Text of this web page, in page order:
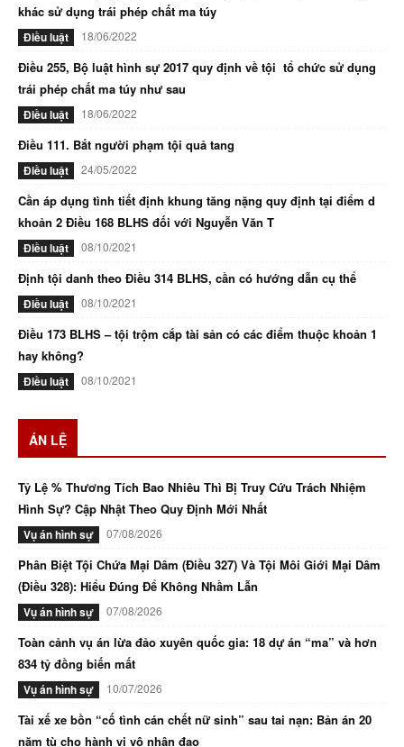
khác sử dụng trái phép chất ma túy
Điều luật 18/06/2022
Điều 255, Bộ luật hình sự 2017 quy định về tội tổ chức sử dụng
trái phép chất ma túy như sau
Điều luật 18/06/2022
Điều 111. Bắt người phạm tội quả tang
Điều luật 24/05/2022
Cần áp dụng tình tiết định khung tăng nặng quy định tại điểm d
khoản 2 Điều 168 BLHS đối với Nguyễn Văn T
Điều luật 08/10/2021
Định tội danh theo Điều 314 BLHS, cần có hướng dẫn cụ thể
Điều luật 08/10/2021
Điều 173 BLHS – tội trộm cắp tài sản có các điểm thuộc khoản 1
hay không?
Điều luật 08/10/2021
ÁN LỆ
Tỷ Lệ % Thương Tích Bao Nhiêu Thì Bị Truy Cứu Trách Nhiệm
Hình Sự? Cập Nhật Theo Quy Định Mới Nhất
Vụ án hình sự 07/08/2026
Phân Biệt Tội Chứa Mại Dâm (Điều 327) Và Tội Môi Giới Mại Dâm
(Điều 328): Hiểu Đúng Để Không Nhầm Lẫn
Vụ án hình sự 07/08/2026
Toàn cảnh vụ án lừa đảo xuyên quốc gia: 18 dự án “ma” và hơn
834 tỷ đồng biến mất
Vụ án hình sự 10/07/2026
Tài xế xe bồn “cố tình cán chết nữ sinh” sau tai nạn: Bản án 20
năm tù cho hành vi vô nhân đạo